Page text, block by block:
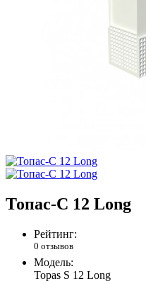
Топас-С 12 Long
Рейтинг:
0 отзывов
Модель:
Topas S 12 Long